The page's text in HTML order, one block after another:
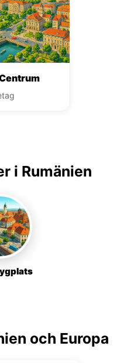
i Rumänien
och Europa